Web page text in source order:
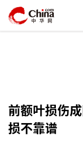
前额叶损伤
损不靠谱